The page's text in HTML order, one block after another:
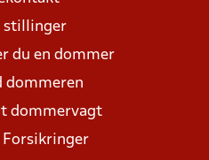
stillinger
du en dommer
dommeren
dommervagt